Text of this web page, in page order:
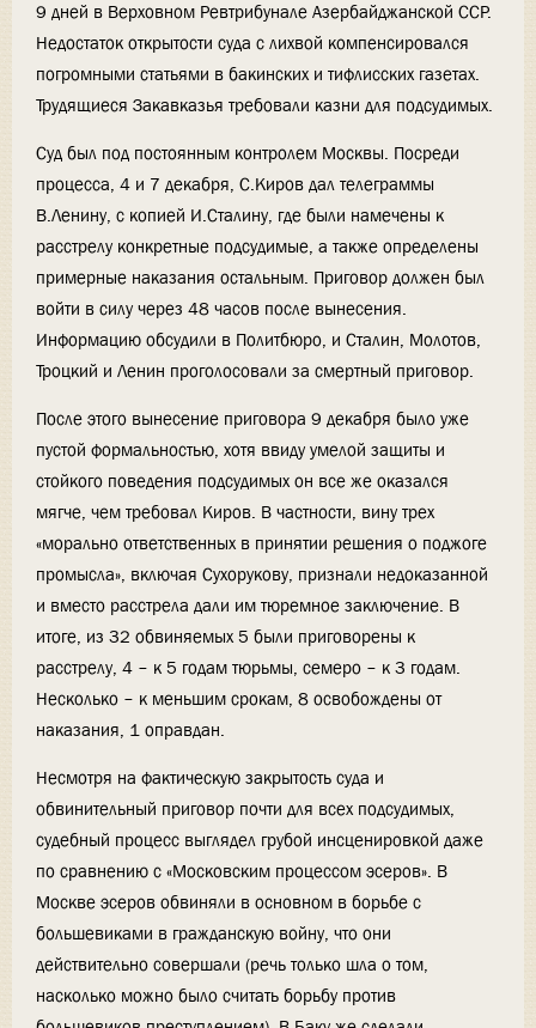
9 дней в Верховном Ревтрибунале Азербайджанской ССР.
Недостаток открытости суда с лихвой компенсировался
погромными статьями в бакинских и тифлисских газетах.
Трудящиеся Закавказья требовали казни для подсудимых.
Суд был под постоянным контролем Москвы. Посреди
процесса, 4 и 7 декабря, С.Киров дал телеграммы
В.Ленину, с копией И.Сталину, где были намечены к
расстрелу конкретные подсудимые, а также определены
примерные наказания остальным. Приговор должен был
войти в силу через 48 часов после вынесения.
Информацию обсудили в Политбюро, и Сталин, Молотов,
Троцкий и Ленин проголосовали за смертный приговор.
После этого вынесение приговора 9 декабря было уже
пустой формальностью, хотя ввиду умелой защиты и
стойкого поведения подсудимых он все же оказался
мягче, чем требовал Киров. В частности, вину трех
«морально ответственных в принятии решения о поджоге
промысла», включая Сухорукову, признали недоказанной
и вместо расстрела дали им тюремное заключение. В
итоге, из 32 обвиняемых 5 были приговорены к
расстрелу, 4 – к 5 годам тюрьмы, семеро – к 3 годам.
Несколько – к меньшим срокам, 8 освобождены от
наказания, 1 оправдан.
Несмотря на фактическую закрытость суда и
обвинительный приговор почти для всех подсудимых,
судебный процесс выглядел грубой инсценировкой даже
по сравнению с «Московским процессом эсеров». В
Москве эсеров обвиняли в основном в борьбе с
большевиками в гражданскую войну, что они
действительно совершали (речь только шла о том,
насколько можно было считать борьбу против